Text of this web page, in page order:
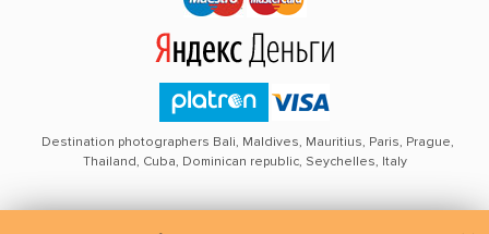
Destination photographers Bali, Maldives, Mauritius, Paris, Prague,
Thailand, Cuba, Dominican republic, Seychelles, Italy